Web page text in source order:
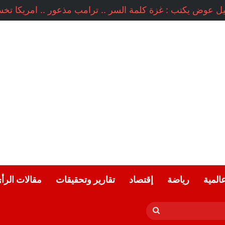
رياضة إقتصاد تقارير وتحقيقات مقالات
بحث